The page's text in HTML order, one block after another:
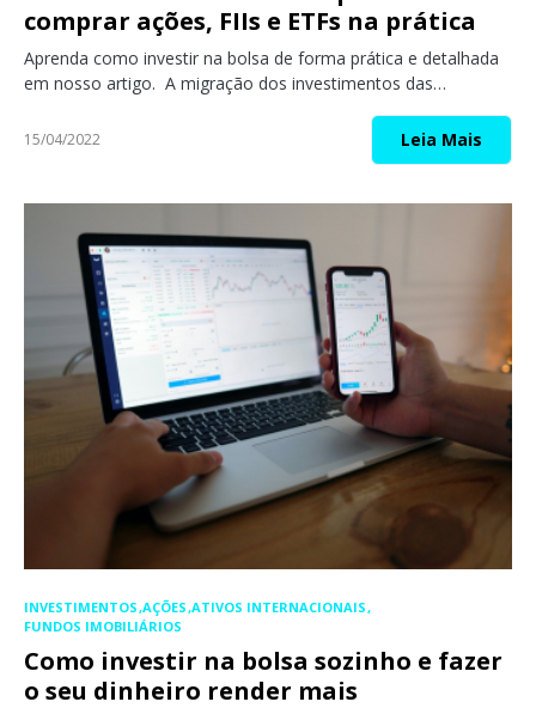
comprar ações, FIIs e ETFs na prática
Aprenda como investir na bolsa de forma prática e detalhada
em nosso artigo. A migração dos investimentos das…
15/04/2022 Leia Mais
INVESTIMENTOS AÇÕES ATIVOS INTERNACIONAIS
FUNDOS IMOBILIÁRIOS
Como investir na bolsa sozinho e fazer
o seu dinheiro render mais